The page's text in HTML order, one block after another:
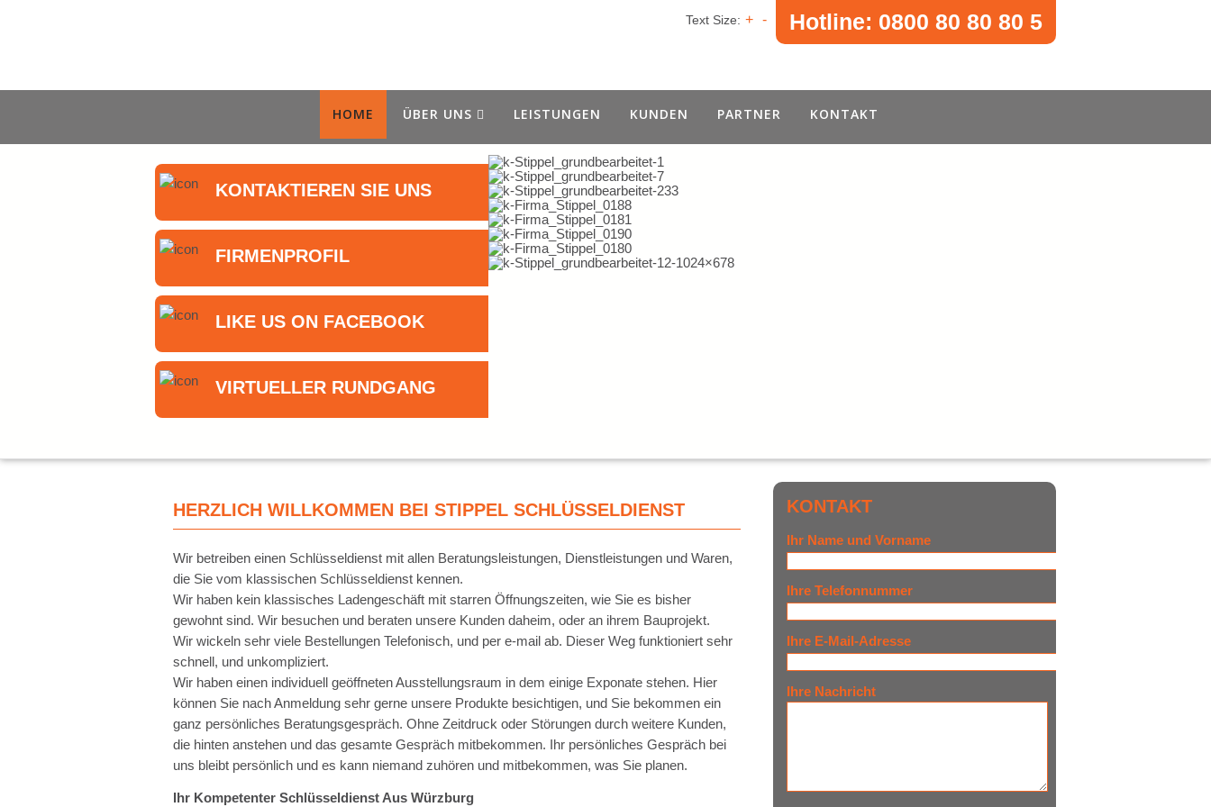
Text Size: + - Hotline: 0800 80 80 80 5
HOME ÜBER UNS LEISTUNGEN KUNDEN PARTNER KONTAKT
KONTAKTIEREN SIE UNS
FIRMENPROFIL
LIKE US ON FACEBOOK
VIRTUELLER RUNDGANG
HERZLICH WILLKOMMEN BEI STIPPEL SCHLÜSSELDIENST
Wir betreiben einen Schlüsseldienst mit allen Beratungsleistungen, Dienstleistungen und Waren,
die Sie vom klassischen Schlüsseldienst kennen.
Wir haben kein klassisches Ladengeschäft mit starren Öffnungszeiten, wie Sie es bisher
gewohnt sind. Wir besuchen und beraten unsere Kunden daheim, oder an ihrem Bauprojekt.
Wir wickeln sehr viele Bestellungen Telefonisch, und per e-mail ab. Dieser Weg funktioniert sehr
schnell, und unkompliziert.
Wir haben einen individuell geöffneten Ausstellungsraum in dem einige Exponate stehen. Hier
können Sie nach Anmeldung sehr gerne unsere Produkte besichtigen, und Sie bekommen ein
ganz persönliches Beratungsgespräch. Ohne Zeitdruck oder Störungen durch weitere Kunden,
die hinten anstehen und das gesamte Gespräch mitbekommen. Ihr persönliches Gespräch bei
uns bleibt persönlich und es kann niemand zuhören und mitbekommen, was Sie planen.
Ihr Kompetenter Schlüsseldienst Aus Würzburg
KONTAKT
Ihr Name und Vorname
Ihre Telefonnummer
Ihre E-Mail-Adresse
Ihre Nachricht